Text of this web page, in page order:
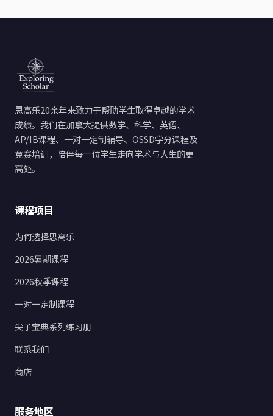
思高乐20余年来致力于帮助学生取得卓越的学术
成绩。我们在加拿大提供数学、科学、英语、
AP/IB课程、一对一定制辅导、OSSD学分课程及
竞赛培训，陪伴每一位学生走向学术与人生的更
高处。
课程项目
为何选择思高乐
2026暑期课程
2026秋季课程
一对一定制课程
尖子宝典系列练习册
联系我们
商店
服务地区